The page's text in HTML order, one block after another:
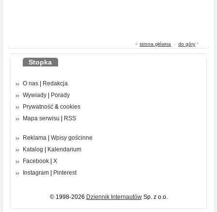
« strona główna - do góry ^
Stopka
O nas | Redakcja
Wywiady | Porady
Prywatność & cookies
Mapa serwisu | RSS
Reklama | Wpisy gościnne
Katalog | Kalendarium
Facebook | X
Instagram | Pinterest
© 1998-2026 Dziennik InternautówSp. z o.o.